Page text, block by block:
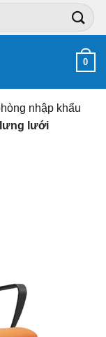
0
nhập khẩu
lưng lưới